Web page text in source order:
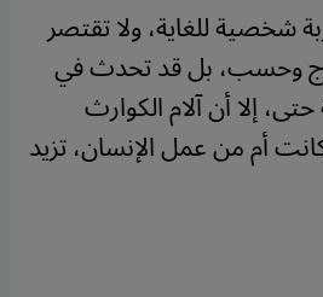
شخصية للغاية، ولا تقتصر
وحسب، بل قد تحدث في
إلا أن آلام الكوارث
أم من عمل الإنسان، تزيد